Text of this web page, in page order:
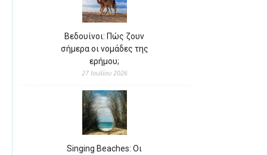
Βεδουίνοι: Πώς ζουν
σήμερα οι νομάδες της
ερήμου;
27 Ιουλίου 2026
Singing Beaches: Οι